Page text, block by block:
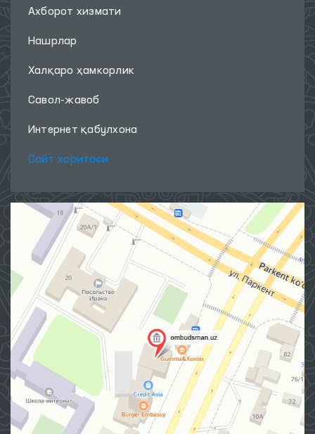
Ахборот хизмати
Нашрлар
Халқаро ҳамкорлик
Савол-жавоб
Интернет қабулхона
Сайт харитаси